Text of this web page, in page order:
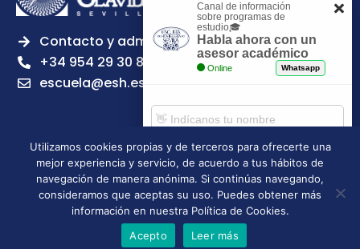
Contacto y admisiones
+34 954 29 30 81
escuela@esh.es
Aviso legal Política de Privacidad
Política de Cookies
Política de calidad
Tablón de anuncios
Escuela Superior de Hostelería de Sevilla | 2026 | Todos los
derechos reservados
Utilizamos cookies propias y de terceros para ofrecerte una
mejor experiencia y servicio, de acuerdo a tus hábitos de
navegación de manera anónima. Si continúas navegando,
consideramos que aceptas su uso. Puedes obtener más
información en nuestra Política de Cookies.
Acepto
Leer más
Canal de información
sobre programas de
estudio🎓
Habla ahora con un
asesor académico
Online Whatsapp
Comenzar chat